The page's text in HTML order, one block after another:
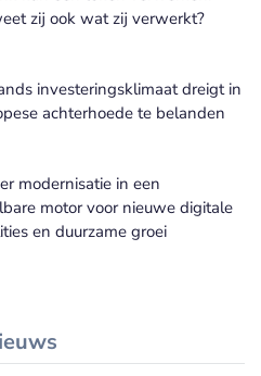
Meer Beleidsadvies nieuws
zij ook wat zij verwerkt?
investeringsklimaat dreigt in
achterhoede te belanden
modernisatie in een
motor voor nieuwe digitale
en duurzame groei